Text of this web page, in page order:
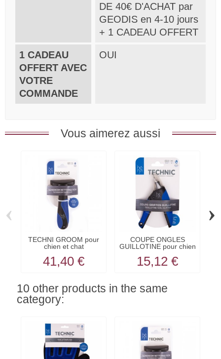
DE 40€ D'ACHAT par
GEODIS en 4-10 jours
+ 1 CADEAU OFFERT
1 CADEAU
OFFERT AVEC
VOTRE
COMMANDE
OUI
Vous aimerez aussi
TECHNI GROOM pour
chien et chat
41,40 €
COUPE ONGLES
GUILLOTINE pour chien
15,12 €
‹ ›
10 other products in the same
category: